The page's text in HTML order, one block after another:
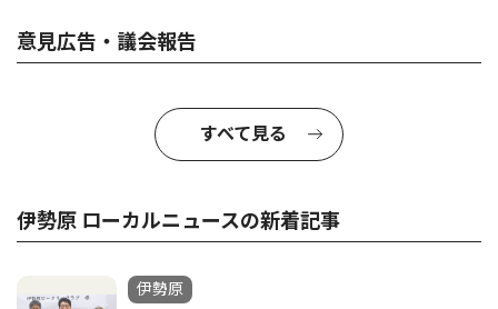
意見広告・議会報告
すべて見る
伊勢原 ローカルニュースの新着記事
伊勢原